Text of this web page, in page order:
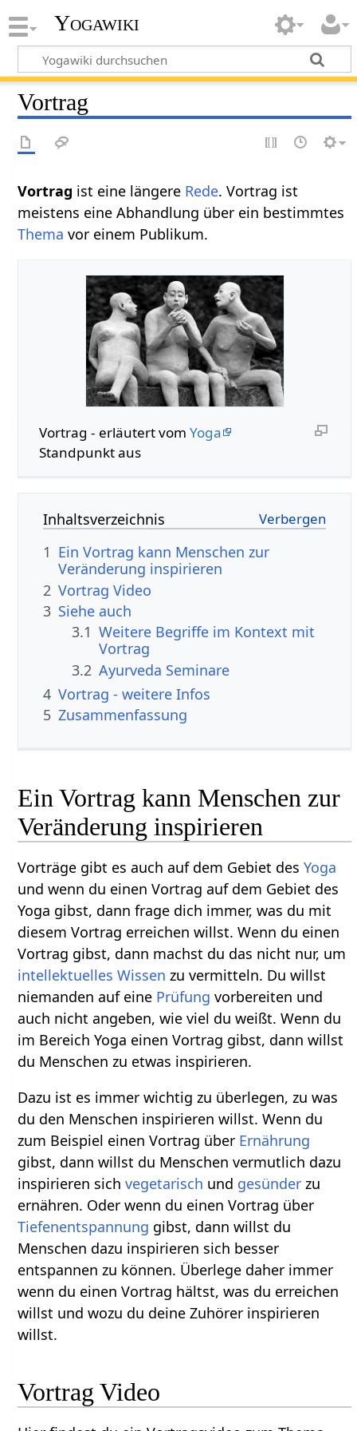
Yogawiki
Vortrag
ist eine längere Rede. Vortrag ist
meistens eine Abhandlung über ein bestimmtes
Thema vor einem Publikum.
Vortrag‏‎ - erläutert vom Yoga
Standpunkt aus
Inhaltsverzeichnis
1 Ein Vortrag kann Menschen zur
Veränderung inspirieren
2
Vortrag‏‎ Video
3 Siehe auch
3.1 Weitere Begriffe im Kontext mit
3.2 Ayurveda Seminare
4
Vortrag‏‎ - weitere Infos
5 Zusammenfassung
Ein Vortrag kann Menschen zur
Veränderung inspirieren
Vorträge gibt es auch auf dem Gebiet desYoga
und wenn du einen Vortrag auf dem Gebiet des
Yoga gibst, dann frage dich immer, was du mit
diesem Vortrag erreichen willst. Wenn du einen
Vortrag gibst, dann machst du das nicht nur, um
intellektuelles Wissen zu vermitteln. Du willst
niemanden auf eine Prüfung vorbereiten und
auch nicht angeben, wie viel du weißt. Wenn du
im Bereich Yoga einen Vortrag gibst, dann willst
du Menschen zu etwas inspirieren.
Dazu ist es immer wichtig zu überlegen, zu was
du den Menschen inspirieren willst. Wenn du
zum Beispiel einen Vortrag über Ernährung
gibst, dann willst du Menschen vermutlich dazu
inspirieren sichvegetarisch und gesünder zu
ernähren. Oder wenn du einen Vortrag über
Tiefenentspannung gibst, dann willst du
Menschen dazu inspirieren sich besser
entspannen zu können. Überlege daher immer
wenn du einen Vortrag hältst, was du erreichen
willst und wozu du deine Zuhörer inspirieren
willst.
Vortrag‏‎ Video